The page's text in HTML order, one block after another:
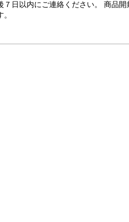
日以内にご連絡ください。 商品